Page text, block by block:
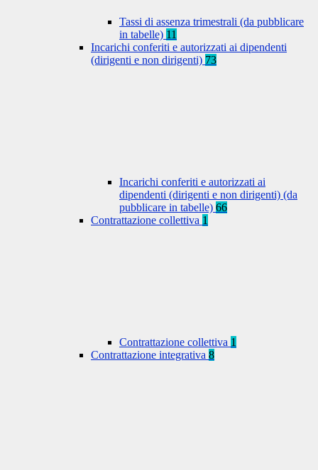
Tassi di assenza trimestrali (da pubblicare
in tabelle) 11
Incarichi conferiti e autorizzati ai dipendenti
(dirigenti e non dirigenti) 73
Incarichi conferiti e autorizzati ai
dipendenti (dirigenti e non dirigenti) (da
pubblicare in tabelle) 66
Contrattazione collettiva 1
Contrattazione collettiva 1
Contrattazione integrativa 8